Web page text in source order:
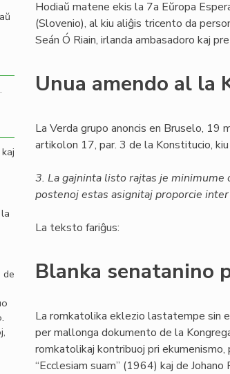
Hodiaŭ matene ekis la 7a Eŭropa
(Slovenio), al kiu aliĝis tricento da
Seán Ó Riain, irlanda ambasadoro kaj
Unua amendo al la
La Verda grupo anoncis en Bruselo,
artikolon 17, par. 3 de la Konstitucio,
3. La gajninta listo rajtas je minimume
postenoj estas asignitaj proporcie
La teksto fariĝus:
Blanka senatanino
La romkatolika eklezio lastatempe sin
per mallonga dokumento de la
romkatolikaj kontribuoj pri
“Ecclesiam suam” (1964) kaj de
.
de